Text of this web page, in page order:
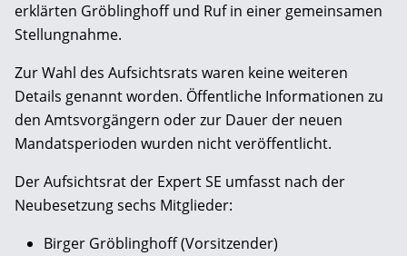
erklärten Gröblinghoff und Ruf in einer gemeinsamen
Stellungnahme.
Zur Wahl des Aufsichtsrats waren keine weiteren
Details genannt worden. Öffentliche Informationen zu
den Amtsvorgängern oder zur Dauer der neuen
Mandatsperioden wurden nicht veröffentlicht.
Der Aufsichtsrat der Expert SE umfasst nach der
Neubesetzung sechs Mitglieder:
Birger Gröblinghoff (Vorsitzender)